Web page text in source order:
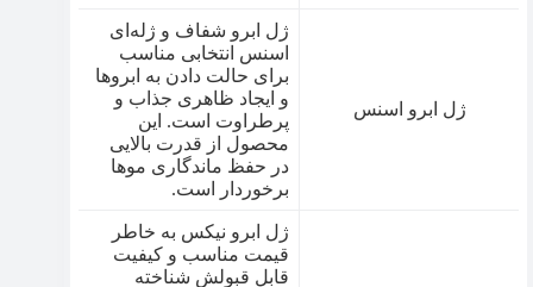
ژل ابرو اسنس
ژل ابرو شفاف و ژله‌ای
اسنس انتخابی مناسب
برای حالت دادن به ابروها
و ایجاد ظاهری جذاب و
پرطراوت است. این
محصول از قدرت بالایی
در حفظ ماندگاری موها
برخوردار است.
ژل ابرو نیکس به خاطر
قیمت مناسب و کیفیت
قابل قبولش شناخته